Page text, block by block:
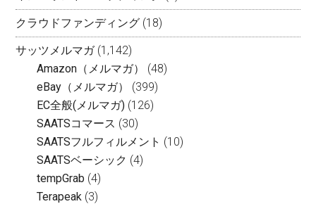
クラウドファンディング (18)
サッツメルマガ(1,142)
Amazon（メルマガ）
(48)
eBay（メルマガ）
(399)
EC全般(メルマガ) (126)
SAATSコマース (30)
SAATSフルフィルメント (10)
SAATSベーシック (4)
tempGrab (4)
Terapeak (3)